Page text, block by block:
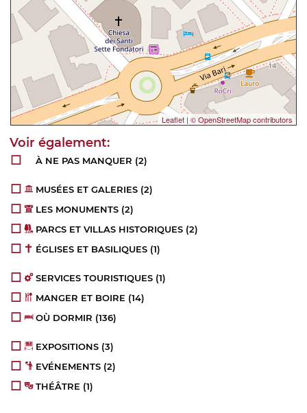
Leaflet | © OpenStreetMap contributors
À NE PAS MANQUER (2)
MUSÉES ET GALERIES (2)
LES MONUMENTS (2)
PARCS ET VILLAS HISTORIQUES (2)
ÉGLISES ET BASILIQUES (1)
SERVICES TOURISTIQUES (1)
MANGER ET BOIRE (14)
OÙ DORMIR (136)
EXPOSITIONS (3)
EVÉNEMENTS (2)
THÉÂTRE (1)